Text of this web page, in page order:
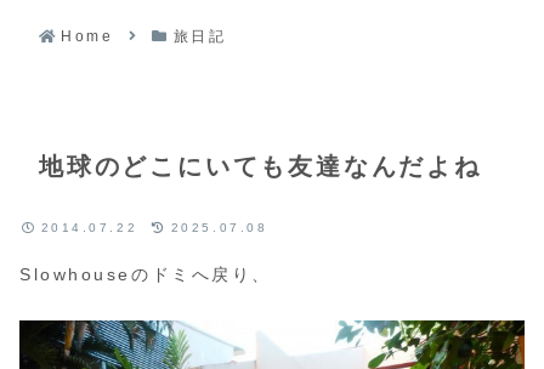
Home 旅日記
地球のどこにいても友達なんだよね
2014.07.22 2025.07.08
Slowhouseのドミへ戻り、